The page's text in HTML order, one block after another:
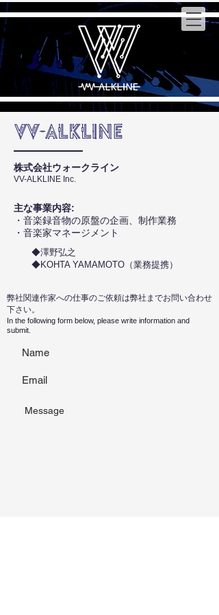
SawanoHiroyuki
OfficialWebsite
株式会社ウォークライン
VV-ALKLINE Inc.
主な事業内容:
・音楽録音物の原盤の企画、制作業務
・音楽家マネージメント
◆澤野弘之
◆KOHTA YAMAMOTO（業務提携）
弊社関連作家への仕事のご依頼は弊社までお問い合わせ
下さい。
In the following form below, please write information and
submit.